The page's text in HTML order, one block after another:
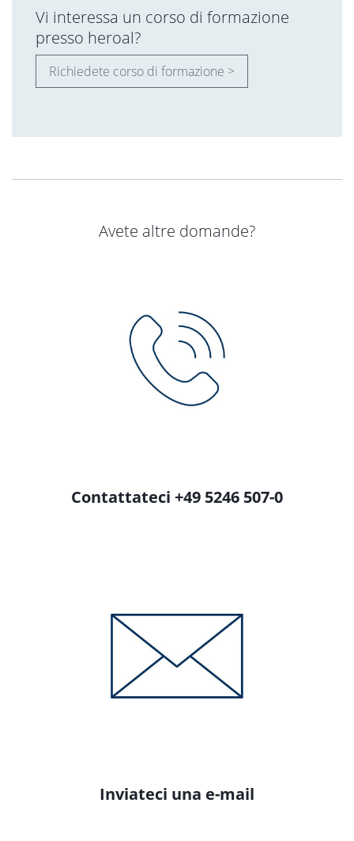
Vi interessa un corso di formazione
presso heroal?
Richiedete corso di formazione >
Avete altre domande?
Contattateci +49 5246 507-0
Inviateci una e-mail